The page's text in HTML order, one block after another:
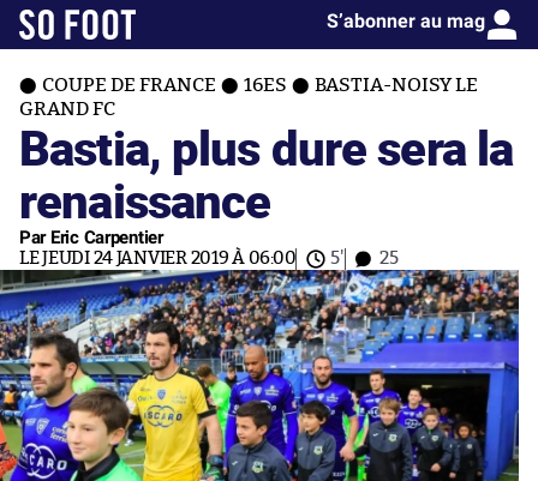
S’abonner au mag
COUPE DE FRANCE 16ES
BASTIA-NOISY LE
GRAND FC
Bastia, plus dure sera la
renaissance
Par Eric Carpentier
LE JEUDI 24 JANVIER 2019 À 06:00 5' 25